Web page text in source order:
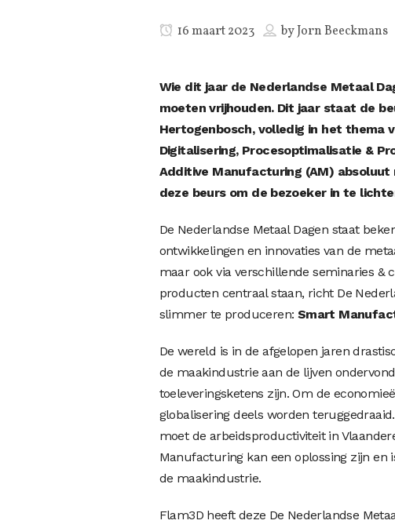
16 maart 2023 byJorn Beeckmans
Wie dit jaar de Nederlandse Metaal
moeten vrijhouden. Dit jaar staat de
Hertogenbosch, volledig in het thema
Digitalisering, Procesoptimalisatie &
Additive Manufacturing (AM)
deze beurs om de bezoeker in te
De Nederlandse Metaal Dagen staat
ontwikkelingen en innovaties van de
maar ook via verschillende seminaries &
producten centraal staan, richt De
slimmer te produceren: Smart
De wereld is in de afgelopen jaren
de maakindustrie aan de lijven
toeleveringsketens zijn. Om de
globalisering deels worden
moet de arbeidsproductiviteit in
Manufacturing kan een oplossing zijn en
de maakindustrie.
Flam3D heeft deze De Nederlandse